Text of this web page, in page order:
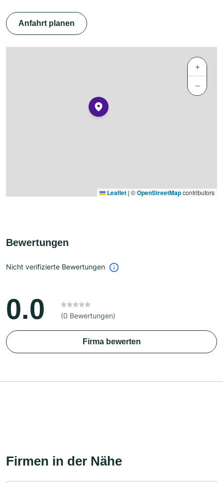
Anfahrt planen
+
−
Leaflet | ©OpenStreetMapcontributors
Bewertungen
Nicht verifizierte Bewertungen
0.0 (0 Bewertungen)
Firma bewerten
Firmen in der Nähe